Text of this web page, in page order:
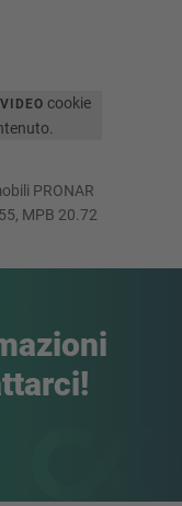
cookie
PRONAR
MPB 20.72